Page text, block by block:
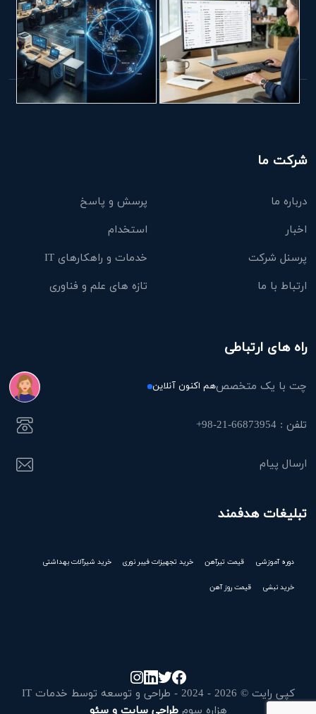
شرکت ما
درباره ما
پرسش و پاسخ
اخبار
استخدام
پرسنل شرکت
خدمات و راهکارهای IT
ارتباط با ما
تازه های علم و فناوری
راه های ارتباطی
چت با یک متخصصهم اکنون آنلاین
تلفن : 66873954-21-98+
ارسال پیام
تبلیغات هدفمند
دوره آموزشی قیمت تیرآهن خرید تجهیزات فیبر نوری خرید شیرآلات بهداشتی
خرید نبشی قیمت روز آهن
کپی رایت © 2026 - 2024 - طراحی و توسعه توسط خدمات IT
هزاره سومطراحی سایت و سئو